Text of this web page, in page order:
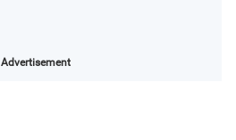
Advertisement